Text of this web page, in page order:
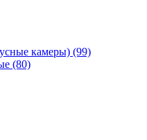
камеры) (99)
(80)